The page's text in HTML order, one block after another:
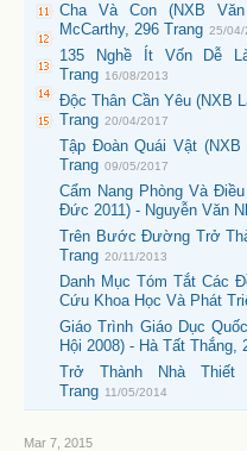
Cha Và Con (NXB
McCarthy, 296 Trang 25/04/
135 Nghề Ít Vốn Dễ
Trang 16/08/2013
Độc Thân Cần Yêu (NXB
Trang 20/04/2017
Tập Đoàn Quái Vật
Trang 09/05/2017
Cẩm Nang Phòng Và
Đức 2011) - Nguyễn Văn
Trên Bước Đường Trở
Trang 20/11/2013
Danh Mục Tóm Tắt Các
Cứu Khoa Học Và Phát
Giáo Trình Giáo Dục
Hội 2008) - Hà Tất Thắng,
Trở Thành Nhà
Trang 11/05/2014
Mar 7, 2015